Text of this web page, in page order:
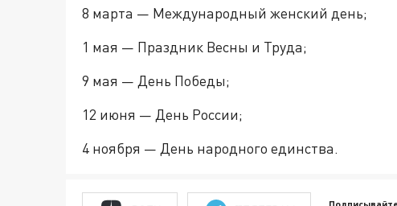
8 марта — Международный женский день;
1 мая — Праздник Весны и Труда;
9 мая — День Победы;
12 июня — День России;
4 ноября — День народного единства.